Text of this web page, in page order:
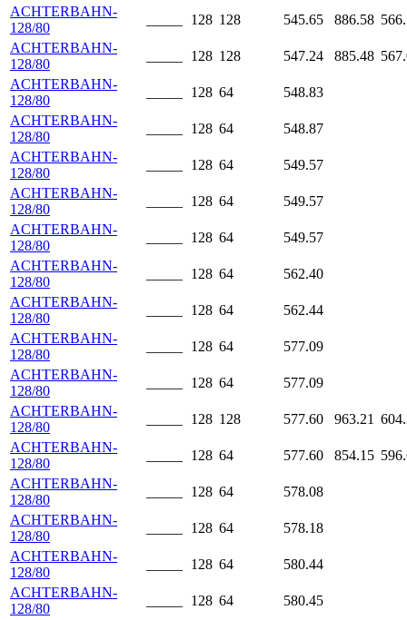
ACHTERBAHN-
128/80
128 128 545.65 886.58
ACHTERBAHN-
128/80
128 128 547.24 885.48
ACHTERBAHN-
128/80
128 64
548.83
ACHTERBAHN-
128/80
128 64
548.87
ACHTERBAHN-
128/80
128 64
549.57
ACHTERBAHN-
128/80
128 64
549.57
ACHTERBAHN-
128/80
128 64
549.57
ACHTERBAHN-
128/80
128 64
562.40
ACHTERBAHN-
128/80
128 64
562.44
ACHTERBAHN-
128/80
128 64
577.09
ACHTERBAHN-
128/80
128 64
577.09
ACHTERBAHN-
128/80
128 128 577.60 963.21
ACHTERBAHN-
128/80
128 64 577.60 854.15
ACHTERBAHN-
128/80
128 64
578.08
ACHTERBAHN-
128/80
128 64
578.18
ACHTERBAHN-
128/80
128 64
580.44
ACHTERBAHN-
128/80
128 64
580.45